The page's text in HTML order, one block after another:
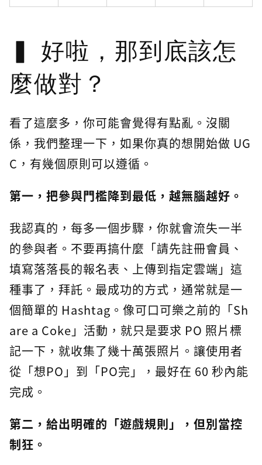
好啦，那到底該怎
麼做對？
看了這麼多，你可能會覺得有點亂。沒關
係，我們整理一下，如果你真的想開始做 UG
C，有幾個原則可以遵循。
第一，把參與門檻降到最低，越無腦越好。
我認真的，每多一個步驟，你就會流失一半
的參與者。不要再搞什麼「請先註冊會員、
填寫落落長的報名表、上傳到指定雲端」這
種事了，拜託。最成功的方式，通常就是一
個簡單的 Hashtag。像可口可樂之前的「Sh
are a Coke」活動，就只是要求 PO 照片標
記一下，就收集了幾十萬張照片。讓使用者
從「想PO」到「PO完」，最好在 60 秒內能
完成。
第二，給出明確的「遊戲規則」，但別當控
制狂。